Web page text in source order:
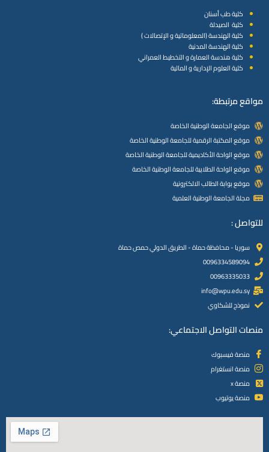
كلية طب أسنان
كلية الصيدلة
كلية الهندسة (المعلوماتية و الإتصالات )
كلية الهندسة المدنية
كلية هندسة العمارة و التخطيط العمراني
كلية العلوم الإدارية و المالية
مواقع مرتبطة:
موقع الجامعة الوطنية الخاصة
موقع المكتبة الرقمية للجامعة الوطنية الخاصة
موقع الواحة الأكاديمية للجامعة الوطنية الخاصة
موقع الواحة الطلابية للجامعة الوطنية الخاصة
موقع بوابة الطالب الالكترونية
مجلة الجامعة الوطنية العلمية
للتواصل :
سوريا - محافظة حماة - الطريق الدولي حمص حماة
0096334589094
00963335033
info@wpu.edu.sy
نموذج للشكاوي
منصات التواصل الاجتماعي:
منصة فيسبوك
منصة انستغرام
منصة x
منصة يوتيوب